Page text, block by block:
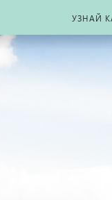
УЗНАЙ